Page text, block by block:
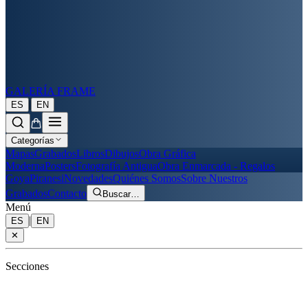
GALERÍA FRAME
ES | EN
Categorías
MapasGrabadosLibrosDibujosObra Gráfica
ModernaPostersFotografía AntiguaObra Enmarcada - Regalos
GoyaPiranesiNovedadesQuiénes SomosSobre Nuestros
GrabadosContacto Buscar…
Menú
ES |
EN
✕
Secciones